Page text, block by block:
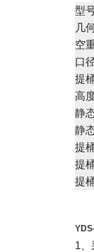
型
几
空
口
提
高
静
静
提
提
提
1